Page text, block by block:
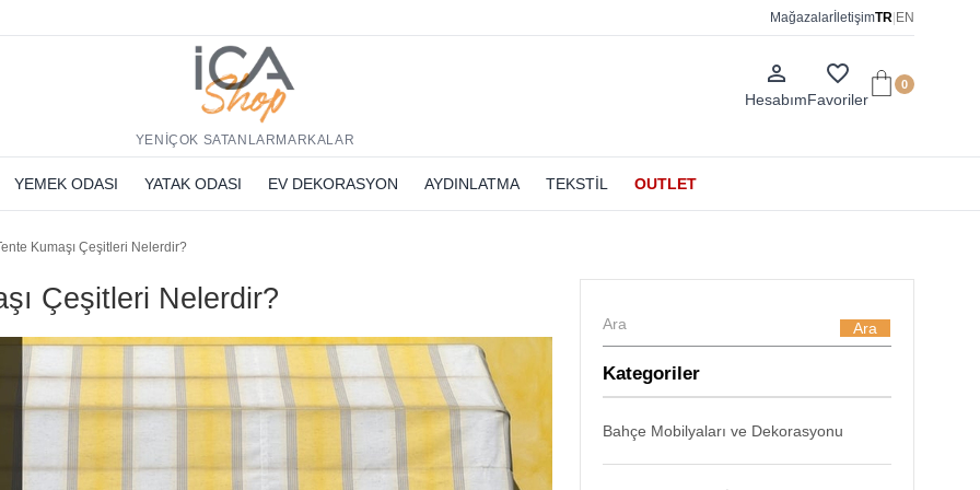
Mağazalar İletişimTR EN
person_outline
Hesabım
favorite_border
Favoriler
0
YENİÇOK SATANLAR MARKALAR
YEMEK ODASI YATAK ODASI EV DEKORASYON AYDINLATMA TEKSTİL OUTLET
Kumaşı Çeşitleri Nelerdir?
Çeşitleri Nelerdir?
Ara
Kategoriler
Bahçe Mobilyaları ve Dekorasyonu